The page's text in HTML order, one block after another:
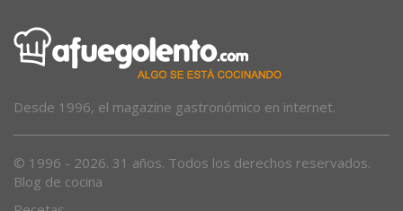
Desde 1996, el magazine gastronómico en internet.
© 1996 - 2026. 31 años. Todos los derechos reservados.
Blog de cocina